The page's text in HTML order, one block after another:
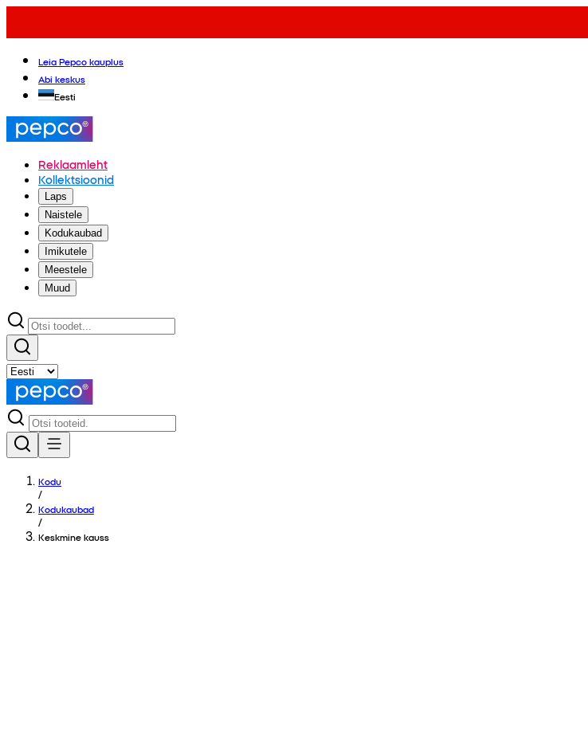
Leia Pepco kauplus
Abi keskus
Eesti
Reklaamleht
Kollektsioonid
Laps
Naistele
Kodukaubad
Imikutele
Meestele
Muud
Kodu
/
Kodukaubad
/
Keskmine kauss